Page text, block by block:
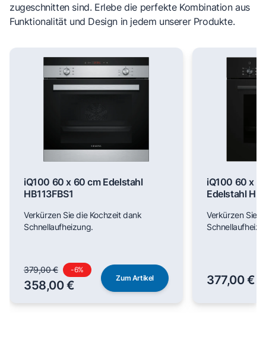
zugeschnitten sind. Erlebe die perfekte Kombination aus
Funktionalität und Design in jedem unserer Produkte.
iQ100 60 x 60 cm Edelstahl
HB113FBS1
Verkürzen Sie die Kochzeit dank
Schnellaufheizung.
379,00 € -6%
358,00 €
Zum Artikel
iQ100 60 x
Edelstahl
Verkürzen Sie
377,00 €